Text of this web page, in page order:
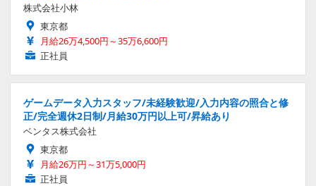
株式会社小林
東京都
月給26万4,500円～35万6,600円
正社員
ゲームデータ入力スタッフ/未経験歓迎/入力内容の照合と修
正/完全週休2日制/月給30万円以上可/昇給あり
ベンタス株式会社
東京都
月給26万円～31万5,000円
正社員